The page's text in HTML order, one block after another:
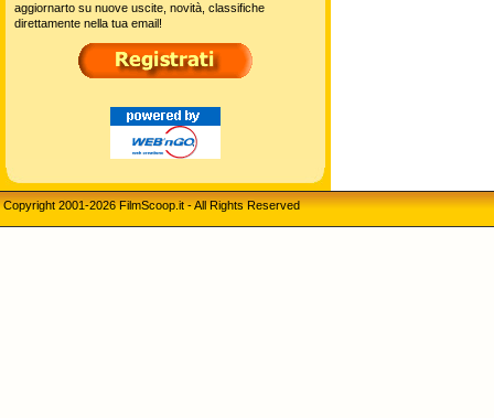
aggiornarto su nuove uscite, novità, classifiche
direttamente nella tua email!
Copyright 2001-2026 FilmScoop.it - All Rights Reserved